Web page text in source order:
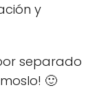
y
separado
🙂